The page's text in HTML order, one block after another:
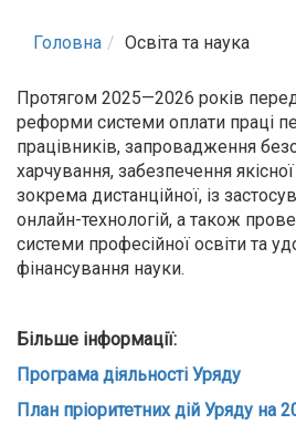
Головна Освіта та наука
Протягом 2025—2026 років
реформи системи оплати праці
працівників, запровадження
харчування, забезпечення
зокрема дистанційної, із
онлайн-технологій, а також
системи професійної освіти та
фінансування науки.
Більше інформації:
Програма діяльності Уряду
План пріоритетних дій Уряду на